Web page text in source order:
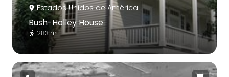
Estados Unidos de América
Bush-Holley House
283 m